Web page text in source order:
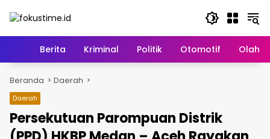
HomeBerita Kriminal Politik Otomotif
Beranda Daerah
Daerah
Persekutuan Parompuan Distrik